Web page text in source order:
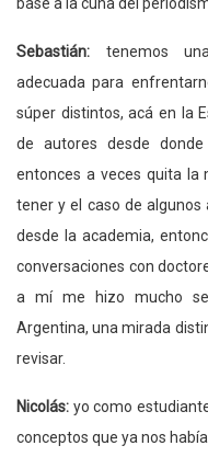
Sebastián: tenemos
adecuada para
súper distintos, acá en la
de autores desde
entonces a veces quita la
tener y el caso de algunos
desde la academia,
conversaciones con
a mí me hizo mucho
Argentina, una mirada
revisar.
Nicolás: yo como
conceptos que ya nos